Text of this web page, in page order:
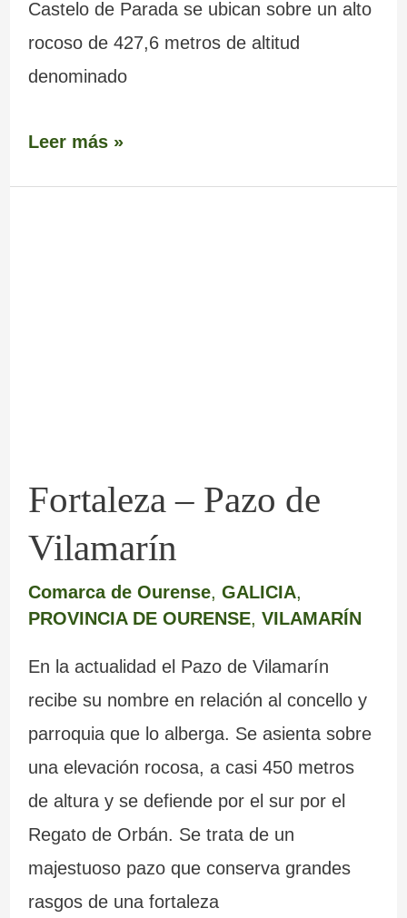
Castelo de Parada se ubican sobre un alto
rocoso de 427,6 metros de altitud
denominado
Leer más »
Fortaleza – Pazo de
Vilamarín
Comarca de Ourense, GALICIA,
PROVINCIA DE OURENSE, VILAMARÍN
En la actualidad el Pazo de Vilamarín
recibe su nombre en relación al concello y
parroquia que lo alberga. Se asienta sobre
una elevación rocosa, a casi 450 metros
de altura y se defiende por el sur por el
Regato de Orbán. Se trata de un
majestuoso pazo que conserva grandes
rasgos de una fortaleza